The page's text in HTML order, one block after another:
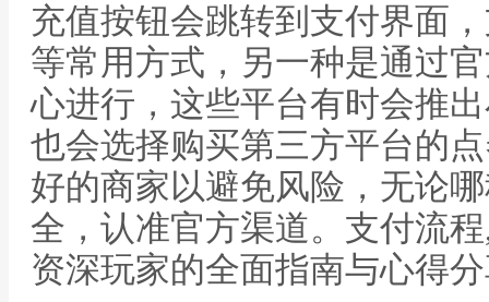
充值按钮会跳转到支付界面
等常用方式，另一种是通过
心进行，这些平台有时会推
也会选择购买第三方平台的
好的商家以避免风险，无论
全，认准官方渠道。支付流
资深玩家的全面指南与心得